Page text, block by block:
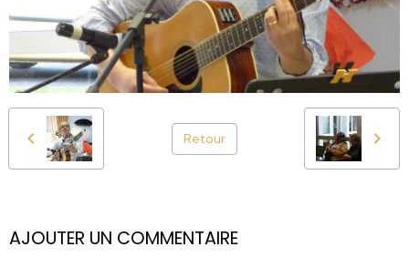
Retour
AJOUTER UN COMMENTAIRE